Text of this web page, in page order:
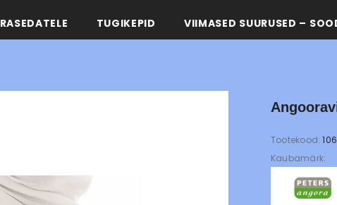
RASEDATELE TUGIKEPID VIIMASED SUURUSED –
Tootekood:
Kaubamärk: